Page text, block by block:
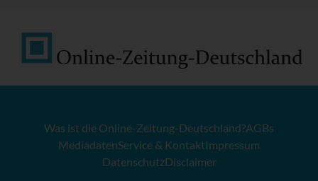
Was ist die Online-Zeitung-Deutschland?AGBs
MediadatenService & KontaktImpressum
DatenschutzDisclaimer